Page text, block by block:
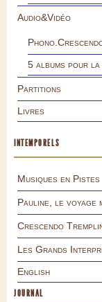
Audio&Vidéo
5 albums pour la
Partitions
Livres
INTEMPORELS
Musiques en Pistes
Pauline, le voyage
Crescendo
Les Grands
English
JOURNAL